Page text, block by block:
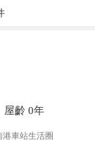
屋齡 0年
港車站生活圈